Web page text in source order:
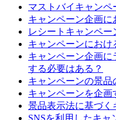
マストバイキャンペ
キャンペーン企画に
レシートキャンペー
キャンペーンにお
キャンペーン企画
する必要はある？
キャンペーンの景品
キャンペーンを企画
景品表示法に基づく
SNSを利用したキャ